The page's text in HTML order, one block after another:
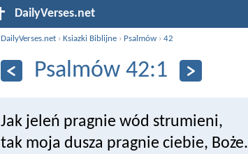
DailyVerses.net
DailyVerses.net ›Ksiazki Biblijne › Psalmów ›42
Psalmów 42:1
Jak jeleń pragnie wód strumieni,
tak moja dusza pragnie ciebie, Boże.